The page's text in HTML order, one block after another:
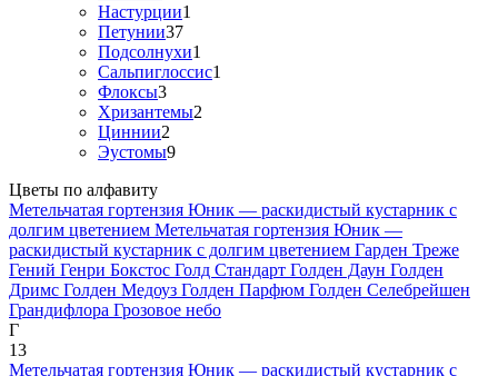
Настурции1
Петунии37
Подсолнухи1
Сальпиглоссис1
Флоксы3
Хризантемы2
Циннии2
Эустомы9
Цветы по алфавиту
Метельчатая гортензия Юник — раскидистый кустарник с
долгим цветением Метельчатая гортензия Юник —
раскидистый кустарник с долгим цветением Гарден Треже
Гений Генри Бокстос Голд Стандарт Голден Даун Голден
Дримс Голден Медоуз Голден Парфюм Голден Селебрейшен
Грандифлора Грозовое небо
Г
13
Метельчатая гортензия Юник — раскидистый кустарник с